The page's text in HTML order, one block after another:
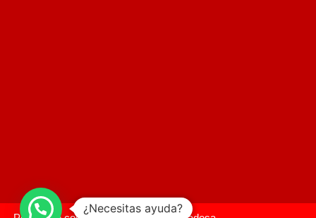
¿Necesitas ayuda?